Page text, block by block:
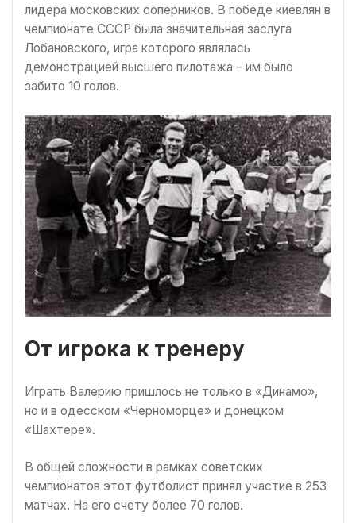
лидера московских соперников. В победе киевлян в
чемпионате СССР была значительная заслуга
Лобановского, игра которого являлась
демонстрацией высшего пилотажа – им было
забито 10 голов.
От игрока к тренеру
Играть Валерию пришлось не только в «Динамо»,
но и в одесском «Черноморце» и донецком
«Шахтере».
В общей сложности в рамках советских
чемпионатов этот футболист принял участие в 253
матчах. На его счету более 70 голов.